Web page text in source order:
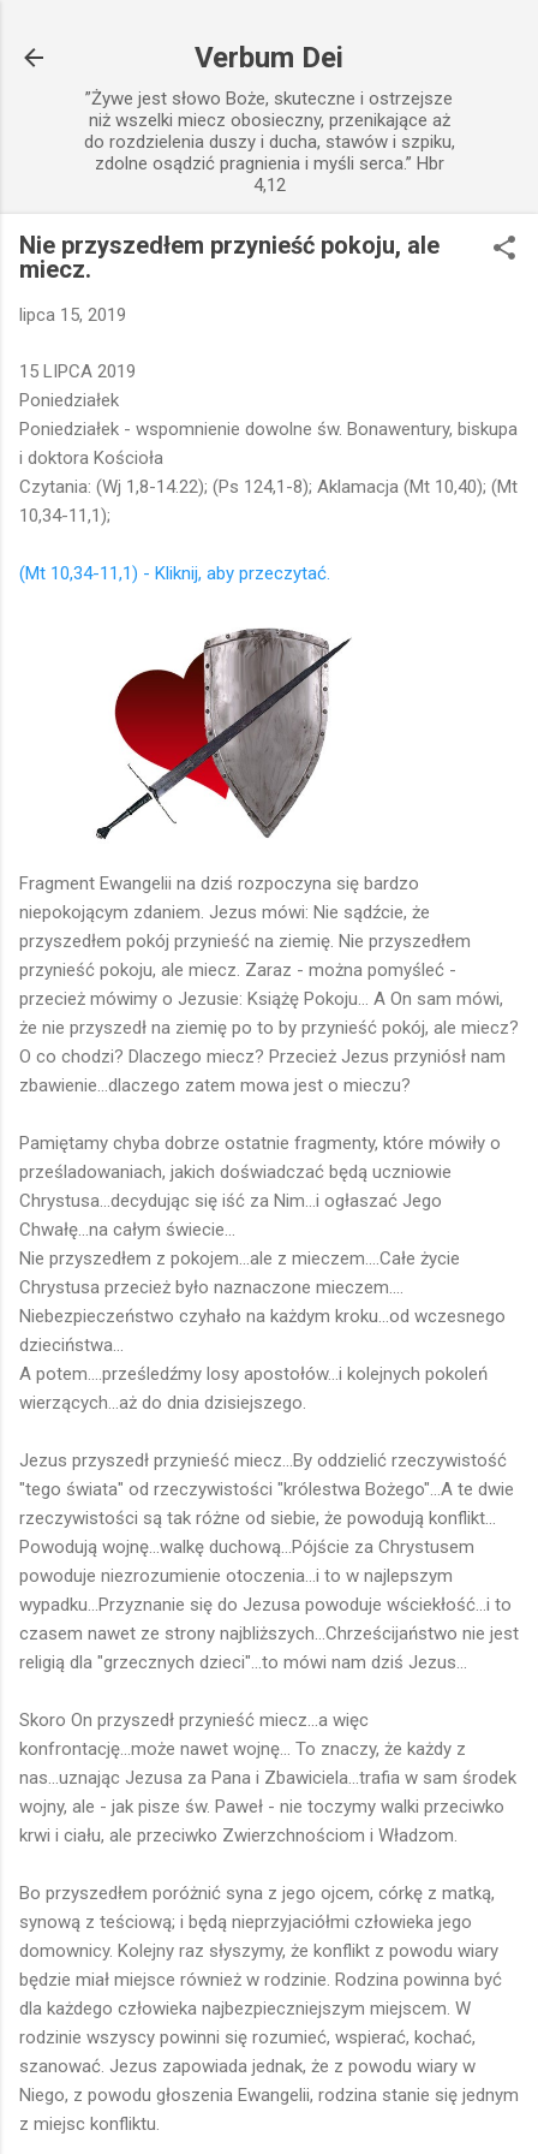
Verbum Dei
”Żywe jest słowo Boże, skuteczne i ostrzejsze
niż wszelki miecz obosieczny, przenikające aż
do rozdzielenia duszy i ducha, stawów i szpiku,
zdolne osądzić pragnienia i myśli serca.” Hbr
4,12
Nie przyszedłem przynieść pokoju, ale
miecz.
lipca 15, 2019
15 LIPCA 2019
Poniedziałek
Poniedziałek - wspomnienie dowolne św. Bonawentury, biskupa
i doktora Kościoła
Czytania: (Wj 1,8-14.22); (Ps 124,1-8); Aklamacja (Mt 10,40); (Mt
10,34-11,1);
(Mt 10,34-11,1) - Kliknij, aby przeczytać.
Fragment Ewangelii na dziś rozpoczyna się bardzo
niepokojącym zdaniem. Jezus mówi: Nie sądźcie, że
przyszedłem pokój przynieść na ziemię. Nie przyszedłem
przynieść pokoju, ale miecz. Zaraz - można pomyśleć -
przecież mówimy o Jezusie: Książę Pokoju... A On sam mówi,
że nie przyszedł na ziemię po to by przynieść pokój, ale miecz?
O co chodzi? Dlaczego miecz? Przecież Jezus przyniósł nam
zbawienie...dlaczego zatem mowa jest o mieczu?
Pamiętamy chyba dobrze ostatnie fragmenty, które mówiły o
prześladowaniach, jakich doświadczać będą uczniowie
Chrystusa...decydując się iść za Nim...i ogłaszać Jego
Chwałę...na całym świecie...
Nie przyszedłem z pokojem...ale z mieczem....Całe życie
Chrystusa przecież było naznaczone mieczem....
Niebezpieczeństwo czyhało na każdym kroku...od wczesnego
dzieciństwa...
A potem....prześledźmy losy apostołów...i kolejnych pokoleń
wierzących...aż do dnia dzisiejszego.
Jezus przyszedł przynieść miecz...By oddzielić rzeczywistość
"tego świata" od rzeczywistości "królestwa Bożego"...A te dwie
rzeczywistości są tak różne od siebie, że powodują konflikt...
Powodują wojnę...walkę duchową...Pójście za Chrystusem
powoduje niezrozumienie otoczenia...i to w najlepszym
wypadku...Przyznanie się do Jezusa powoduje wściekłość...i to
czasem nawet ze strony najbliższych...Chrześcijaństwo nie jest
religią dla "grzecznych dzieci"...to mówi nam dziś Jezus...
Skoro On przyszedł przynieść miecz...a więc
konfrontację...może nawet wojnę... To znaczy, że każdy z
nas...uznając Jezusa za Pana i Zbawiciela...trafia w sam środek
wojny, ale - jak pisze św. Paweł - nie toczymy walki przeciwko
krwi i ciału, ale przeciwko Zwierzchnościom i Władzom.
Bo przyszedłem poróżnić syna z jego ojcem, córkę z matką,
synową z teściową; i będą nieprzyjaciółmi człowieka jego
domownicy. Kolejny raz słyszymy, że konflikt z powodu wiary
będzie miał miejsce również w rodzinie. Rodzina powinna być
dla każdego człowieka najbezpieczniejszym miejscem. W
rodzinie wszyscy powinni się rozumieć, wspierać, kochać,
szanować. Jezus zapowiada jednak, że z powodu wiary w
Niego, z powodu głoszenia Ewangelii, rodzina stanie się jednym
z miejsc konfliktu.